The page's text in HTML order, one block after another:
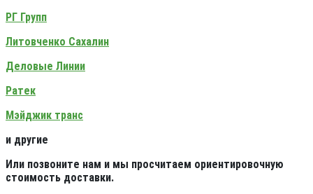
РГ Групп
Литовченко Сахалин
Деловые Линии
Ратек
Мэйджик транс
и другие
Или позвоните нам и мы просчитаем ориентировочную
стоимость доставки.